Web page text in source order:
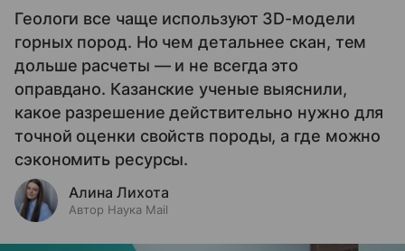
Геологи все чаще используют 3D-модели
горных пород. Но чем детальнее скан, тем
дольше расчеты — и не всегда это
оправдано. Казанские ученые выяснили,
какое разрешение действительно нужно для
точной оценки свойств породы, а где можно
сэкономить ресурсы.
Алина Лихота
Автор Наука Mail